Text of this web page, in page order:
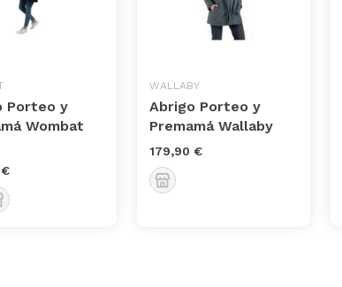
Porteo y
Wombat
WALLABY
Abrigo Porteo y
Premamá Wallaby
179,90 €